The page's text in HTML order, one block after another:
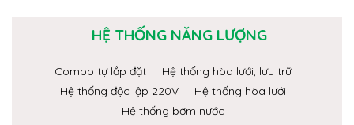
HỆ THỐNG NĂNG LƯỢNG
Combo tự lắp đặt
Hệ thống hòa lưới, lưu trữ
Hệ thống độc lập 220V
Hệ thống hòa lưới
Hệ thống bơm nước